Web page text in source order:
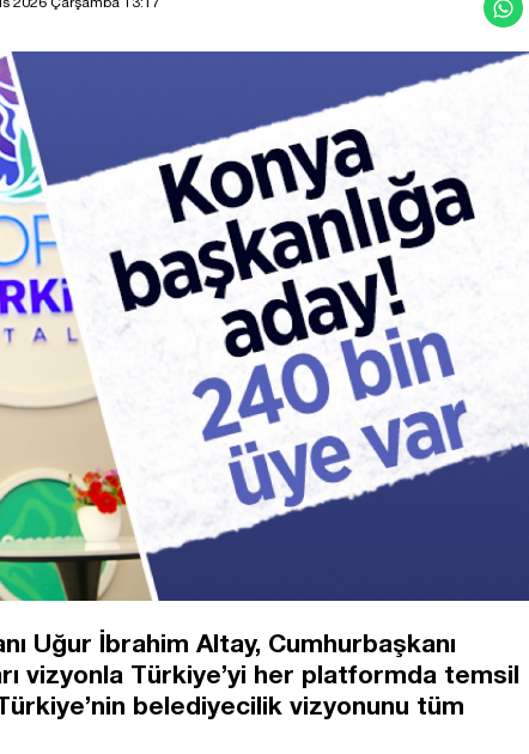
Uğur İbrahim Altay, Cumhurbaşkanı
vizyonla Türkiye’yi her platformda temsil
belediyecilik vizyonunu tüm